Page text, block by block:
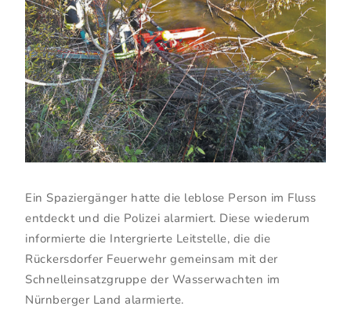
Ein Spaziergänger hatte die leblose Person im Fluss
entdeckt und die Polizei alarmiert. Diese wiederum
informierte die Intergrierte Leitstelle, die die
Rückersdorfer Feuerwehr gemeinsam mit der
Schnelleinsatzgruppe der Wasserwachten im
Nürnberger Land alarmierte.